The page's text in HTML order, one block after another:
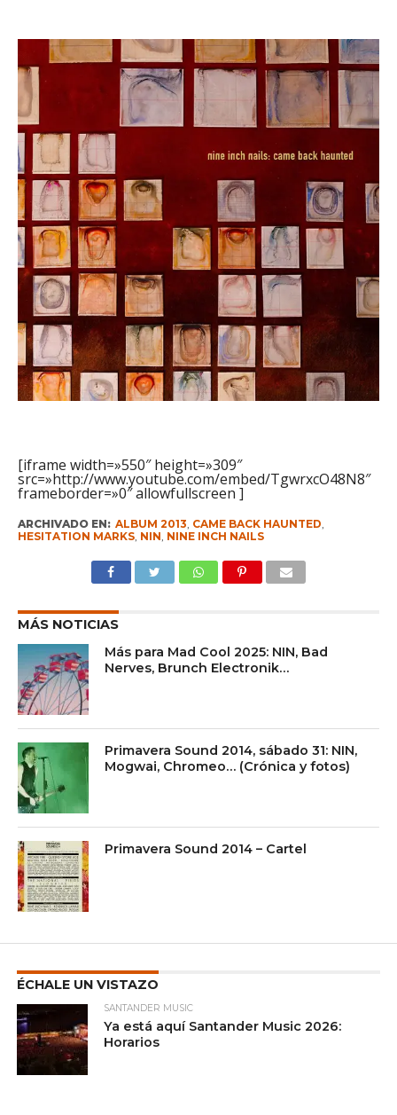
[iframe width=»550″ height=»309″
src=»http://www.youtube.com/embed/TgwrxcO48N8″
frameborder=»0″ allowfullscreen ]
ARCHIVADO EN: ALBUM 2013, CAME BACK HAUNTED,
HESITATION MARKS, NIN, NINE INCH NAILS
MÁS NOTICIAS
Más para Mad Cool 2025: NIN, Bad
Nerves, Brunch Electronik…
Primavera Sound 2014, sábado 31: NIN,
Mogwai, Chromeo… (Crónica y fotos)
Primavera Sound 2014 – Cartel
ÉCHALE UN VISTAZO
SANTANDER MUSIC
Ya está aquí Santander Music 2026:
Horarios